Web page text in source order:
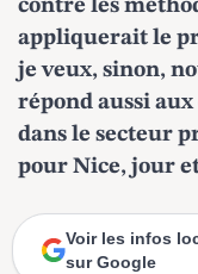
contre les
appliquerait le
je veux, sinon,
répond aussi
dans le secteur
pour Nice, jour
Voir les infos
sur Google